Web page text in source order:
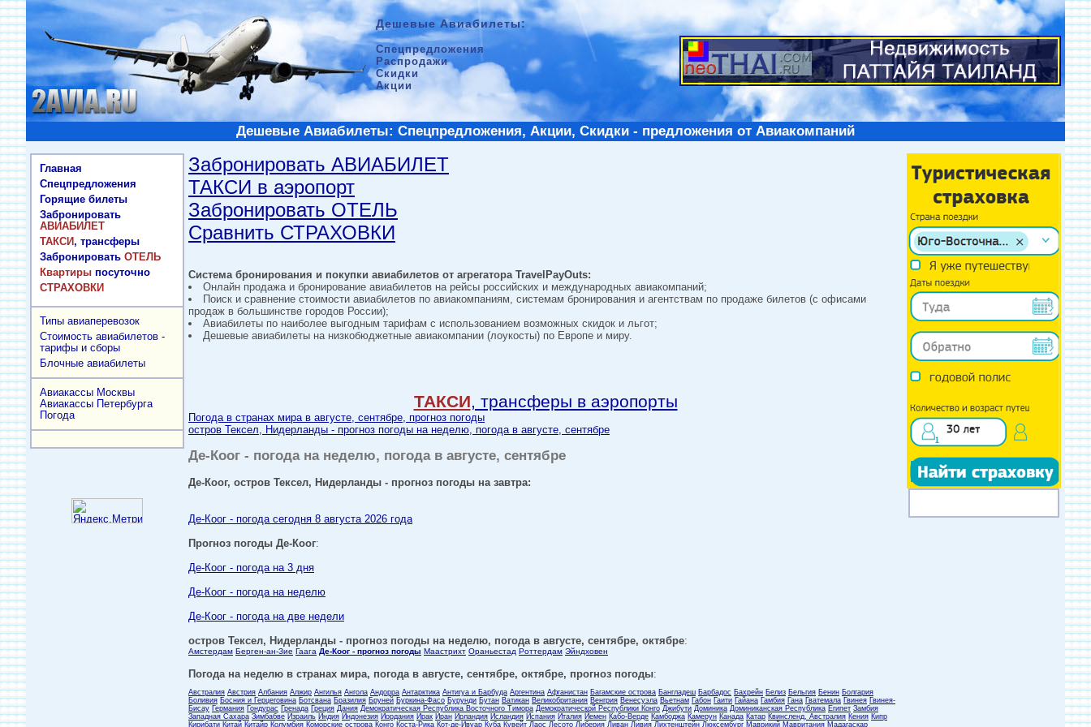
Дешевые Авиабилеты:
Спецпредложения
Распродажи
Скидки
Акции
Дешевые Авиабилеты: Спецпредложения, Акции, Скидки - предложения от Авиакомпаний
Главная
Спецпредложения
Горящие билеты
Забронировать
АВИАБИЛЕТ
ТАКСИ, трансферы
Забронировать ОТЕЛЬ
Квартиры посуточно
СТРАХОВКИ
Типы авиаперевозок
Стоимость авиабилетов -
тарифы и сборы
Блочные авиабилеты
Авиакассы Москвы
Авиакассы Петербурга
Погода
Забронировать АВИАБИЛЕТ
ТАКСИ в аэропорт
Забронировать ОТЕЛЬ
Сравнить СТРАХОВКИ
Система бронирования и покупки авиабилетов от агрегатора TravelPayOuts:
Онлайн продажа и бронирование авиабилетов на рейсы российских и международных авиакомпаний;
Поиск и сравнение стоимости авиабилетов по авиакомпаниям, системам бронирования и агентствам по продаже билетов (с офисами
продаж в большинстве городов России);
Авиабилеты по наиболее выгодным тарифам с использованием возможных скидок и льгот;
Дешевые авиабилеты на низкобюджетные авиакомпании (лоукосты) по Европе и миру.
ТАКСИ, трансферы в аэропорты
Погода в странах мира в августе, сентябре, прогноз погоды
остров Тексел, Нидерланды - прогноз погоды на неделю, погода в августе, сентябре
Де-Коог - погода на неделю, погода в августе, сентябре
Де-Коог, остров Тексел, Нидерланды - прогноз погоды на завтра:
Де-Коог - погода сегодня 8 августа 2026 года
Прогноз погоды Де-Коог:
Де-Коог - погода на 3 дня
Де-Коог - погода на неделю
Де-Коог - погода на две недели
остров Тексел, Нидерланды - прогноз погоды на неделю, погода в августе, сентябре, октябре:
Амстердам Берген-ан-Зие Гаага Де-Коог - прогноз погоды Маастрихт Ораньестад Роттердам Эйндховен
Погода на неделю в странах мира, погода в августе, сентябре, октябре, прогноз погоды:
Австралия Австрия Албания Алжир Ангилья Ангола Андорра Антарктика Антигуа и Барбуда Аргентина Афганистан Багамские острова Бангладеш Барбадос Бахрейн Белиз Бельгия Бенин Болгария
Боливия Босния и Герцеговина Ботсвана Бразилия Бруней Буркина-Фасо Бурунди Бутан Ватикан Великобритания Венгрия Венесуэла Вьетнам Габон Гаити Гайана Гамбия Гана Гватемала Гвинея Гвинея-
Бисау Германия Гондурас Гренада Греция Дания Демократическая Республика Восточного Тимора Демократической Республики Конго Джибути Доминика Доминиканская Республика Египет Замбия
Западная Сахара Зимбабве Израиль Индия Индонезия Иордания Ирак Иран Ирландия Исландия Испания Италия Йемен Кабо-Верде Камбоджа Камерун Канада Катар Квинсленд, Австралия Кения Кипр
Кирибати Китай Китайр Колумбия Коморские острова Конго Коста-Рика Кот-де-Ивуар Куба Кувейт Лаос Лесото Либерия Ливан Ливия Лихтенштейн Люксембург Маврикий Мавритания Мадагаскар